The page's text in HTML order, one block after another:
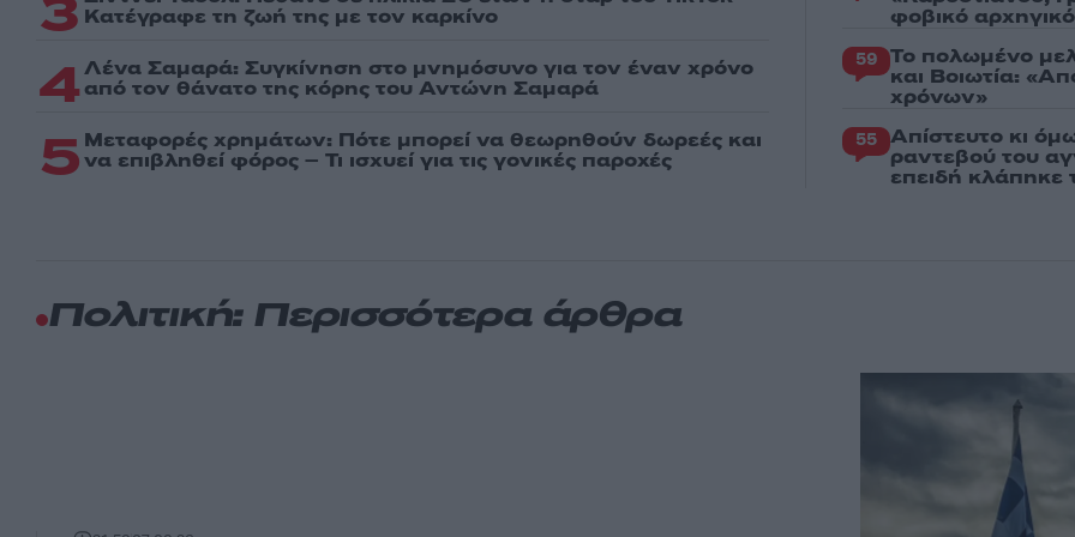
Kατέγραφε τη ζωή της με τον καρκίνο
4Λένα Σαμαρά: Συγκίνηση στο μνημόσυνο για τον έναν χρόνο
από τον θάνατο της κόρης του Αντώνη Σαμαρά
5 Μεταφορές χρημάτων: Πότε μπορεί να θεωρηθούν δωρεές και
να επιβληθεί φόρος – Τι ισχυεί για τις γονικές παροχές
φοβικό
59 Το πολωμένο
και Βοιωτία:
χρόνων»
55 Απίστευτο κι
ραντεβού του
επειδή κλάπηκε
Πολιτική: Περισσότερα άρθρα